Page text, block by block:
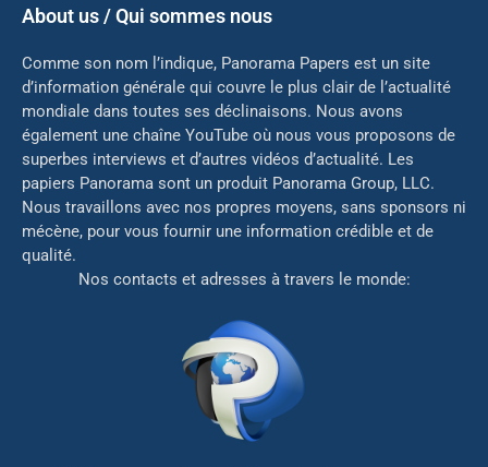
About us / Qui sommes nous
Comme son nom l’indique, Panorama Papers est un site
d’information générale qui couvre le plus clair de l’actualité
mondiale dans toutes ses déclinaisons. Nous avons
également une chaîne YouTube où nous vous proposons de
superbes interviews et d’autres vidéos d’actualité. Les
papiers Panorama sont un produit Panorama Group, LLC.
Nous travaillons avec nos propres moyens, sans sponsors ni
mécène, pour vous fournir une information crédible et de
qualité.
Nos contacts et adresses à travers le monde: